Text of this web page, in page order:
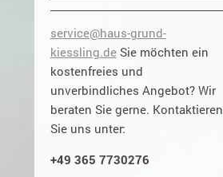
service@haus-grund-
kiessling.deSie möchten ein
kostenfreies und
unverbindliches Angebot? Wir
beraten Sie gerne. Kontaktieren
Sie uns unter:
+49 365 7730276